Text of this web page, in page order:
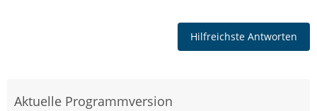
Hilfreichste Antworten
Aktuelle Programmversion